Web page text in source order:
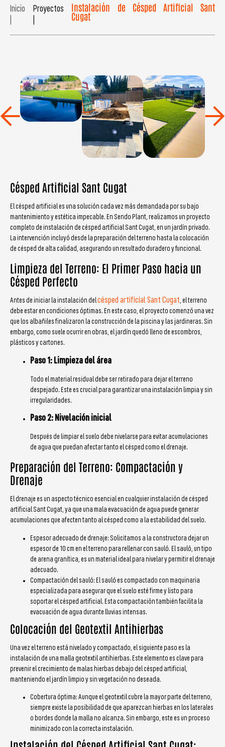
Inicio
Proyectos
Instalación de Césped Artificial Sant
Cugat
Césped Artificial Sant Cugat
El césped artificial es una solución cada vez más demandada por su bajo
mantenimiento y estética impecable. En Sendo Plant, realizamos un proyecto
completo de instalación de césped artificial Sant Cugat, en un jardín privado.
La intervención incluyó desde la preparación del terreno hasta la colocación
de césped de alta calidad, asegurando un resultado duradero y funcional.
Limpieza del Terreno: El Primer Paso hacia un
Césped Perfecto
Antes de iniciar la instalación delcésped artificial Sant Cugat, el terreno
debe estar en condiciones óptimas. En este caso, el proyecto comenzó una vez
que los albañiles finalizaron la construcción de la piscina y las jardineras. Sin
embargo, como suele ocurrir en obras, el jardín quedó lleno de escombros,
plásticos y cartones.
Paso 1: Limpieza del área
Todo el material residual debe ser retirado para dejar el terreno
despejado. Este es crucial para garantizar una instalación limpia y sin
irregularidades.
Paso 2: Nivelación inicial
Después de limpiar el suelo debe nivelarse para evitar acumulaciones
de agua que puedan afectar tanto el césped como el drenaje.
Preparación del Terreno: Compactación y
Drenaje
El drenaje es un aspecto técnico esencial en cualquier instalación de césped
artificial Sant Cugat, ya que una mala evacuación de agua puede generar
acumulaciones que afecten tanto al césped como a la estabilidad del suelo.
Espesor adecuado de drenaje: Solicitamos a la constructora dejar un
espesor de 10 cm en el terreno para rellenar con sauló. El sauló, un tipo
de arena granítica, es un material ideal para nivelar y permitir el drenaje
adecuado.
Compactación del sauló: El sauló es compactado con maquinaria
especializada para asegurar que el suelo esté firme y listo para
soportar el césped artificial. Esta compactación también facilita la
evacuación de agua durante lluvias intensas.
Colocación del Geotextil Antihierbas
Una vez el terreno está nivelado y compactado, el siguiente paso es la
instalación de una malla geotextil antihierbas. Este elemento es clave para
prevenir el crecimiento de malas hierbas debajo del césped artificial,
manteniendo el jardín limpio y sin vegetación no deseada.
Cobertura óptima: Aunque el geotextil cubre la mayor parte del terreno,
siempre existe la posibilidad de que aparezcan hierbas en los laterales
o bordes donde la malla no alcanza. Sin embargo, este es un proceso
minimizado con la correcta instalación.